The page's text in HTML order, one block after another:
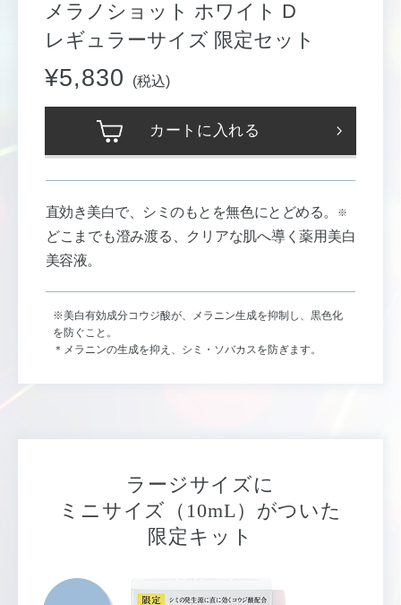
メラノショット ホワイト D
レギュラーサイズ 限定セット
¥5,830 (税込)
カートに入れる
直効き美白で、シミのもとを無色にとどめる。 ※
どこまでも澄み渡る、クリアな肌へ導く薬用美白
美容液。
※美白有効成分コウジ酸が、メラニン生成を抑制し、黒色化
を防ぐこと。
＊メラニンの生成を抑え、シミ・ソバカスを防ぎます。
ラージサイズに
ミニサイズ（10mL）がついた
限定キット